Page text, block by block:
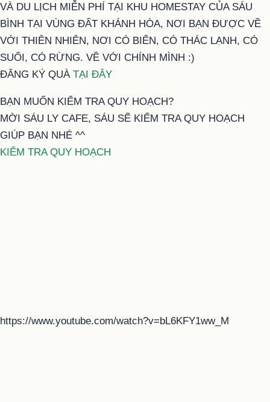
VÀ DU LỊCH MIỄN PHÍ TẠI KHU HOMESTAY CỦA SÁU
BÌNH TẠI VÙNG ĐẤT KHÁNH HÒA, NƠI BẠN ĐƯỢC VỀ
VỚI THIÊN NHIÊN, NƠI CÓ BIỂN, CÓ THÁC LẠNH, CÓ
SUỐI, CÓ RỪNG. VỀ VỚI CHÍNH MÌNH :)
ĐĂNG KÝ QUÀ TẠI ĐÂY
BẠN MUỐN KIỂM TRA QUY HOẠCH?
MỜI SÁU LY CAFE, SÁU SẼ KIỂM TRA QUY HOẠCH
GIÚP BẠN NHÉ ^^
KIỂM TRA QUY HOẠCH
https://www.youtube.com/watch?v=bL6KFY1ww_M